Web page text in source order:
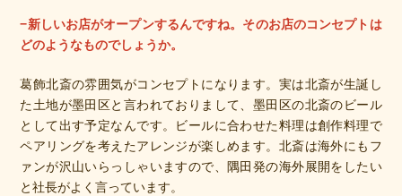
−新しいお店がオープンするんですね。そのお店のコンセプトは
どのようなものでしょうか。
葛飾北斎の雰囲気がコンセプトになります。実は北斎が生誕し
た土地が墨田区と言われておりまして、墨田区の北斎のビール
として出す予定なんです。ビールに合わせた料理は創作料理で
ペアリングを考えたアレンジが楽しめます。北斎は海外にもフ
ァンが沢山いらっしゃいますので、隅田発の海外展開をしたい
と社長がよく言っています。